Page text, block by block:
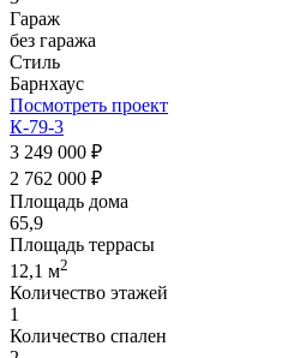
Гараж
без гаража
Стиль
Барнхаус
Посмотреть проект
К-79-3
3 249 000 ₽
2 762 000 ₽
Площадь дома
65,9
Площадь террасы
12,1 м2
Количество этажей
1
Количество спален